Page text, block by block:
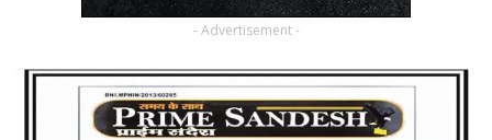
- Advertisement -